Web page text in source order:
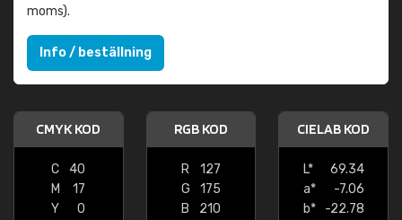
moms).
Info / beställning
CMYK KOD
C
40
M
17
Y
0
RGB KOD
R
127
G
175
B
210
CIELAB KOD
L*
69.34
a*
-7.06
b*
-22.78